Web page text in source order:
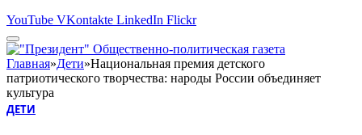
YouTube VKontakte LinkedIn Flickr
Главная»Дети»Национальная премия детского
патриотического творчества: народы России объединяет
культура
ДЕТИ